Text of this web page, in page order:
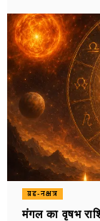
ग्रह-नक्षत्र
मंगल का वृषभ